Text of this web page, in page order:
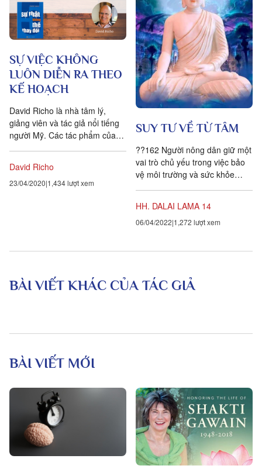
SỰ VIỆC KHÔNG
LUÔN DIỄN RA THEO
KẾ HOẠCH
David Richo là nhà tâm lý,
giảng viên và tác giả nổi tiếng
người Mỹ. Các tác phẩm của
adult in...
David Richo
23/04/2020 1,434 lượt xem
SUY TƯ VỀ TỪ TÂM
??162 Người nông dân giữ một
vai trò chủ yếu trong việc bảo
vệ môi trường và sức khỏe
HH. DALAI LAMA 14
06/04/2022 1,272 lượt xem
BÀI VIẾT KHÁC CỦA TÁC GIẢ
BÀI VIẾT MỚI